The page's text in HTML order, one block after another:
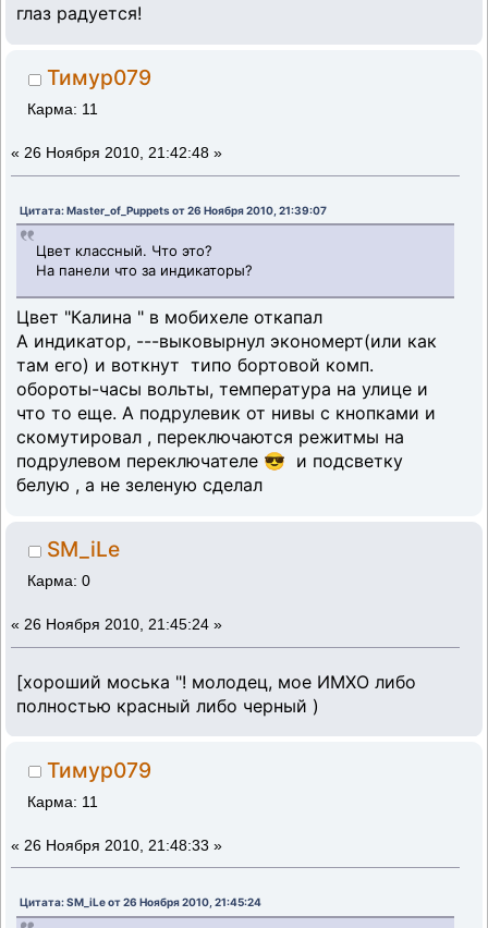
глаз радуется!
Тимур079
Карма: 11
« 26 Ноября 2010, 21:42:48 »
Цитата: Master_of_Puppets от 26 Ноября 2010, 21:39:07
Цвет классный. Что это?
На панели что за индикаторы?
Цвет "Калина " в мобихеле откапал
А индикатор, ---выковырнул экономерт(или как
там его) и воткнут типо бортовой комп.
обороты-часы вольты, температура на улице и
что то еще. А подрулевик от нивы с кнопками и
скомутировал , переключаются режитмы на
подрулевом переключателе 😎 и подсветку
белую , а не зеленую сделал
SM_iLe
Карма: 0
« 26 Ноября 2010, 21:45:24 »
[хороший моська "! молодец, мое ИМХО либо
полностью красный либо черный )
Тимур079
Карма: 11
« 26 Ноября 2010, 21:48:33 »
Цитата: SM_iLe от 26 Ноября 2010, 21:45:24